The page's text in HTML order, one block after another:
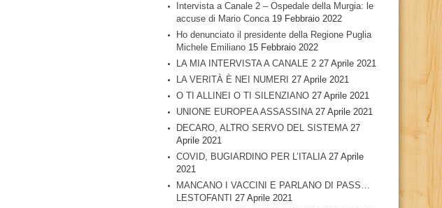
Intervista a Canale 2 – Ospedale della Murgia: le
accuse di Mario Conca 19 Febbraio 2022
Ho denunciato il presidente della Regione Puglia
Michele Emiliano 15 Febbraio 2022
LA MIA INTERVISTA A CANALE 2 27 Aprile 2021
LA VERITÀ È NEI NUMERI 27 Aprile 2021
O TI ALLINEI O TI SILENZIANO 27 Aprile 2021
UNIONE EUROPEA ASSASSINA 27 Aprile 2021
DECARO, ALTRO SERVO DEL SISTEMA 27
Aprile 2021
COVID, BUGIARDINO PER L’ITALIA 27 Aprile
2021
MANCANO I VACCINI E PARLANO DI PASS…
LESTOFANTI 27 Aprile 2021